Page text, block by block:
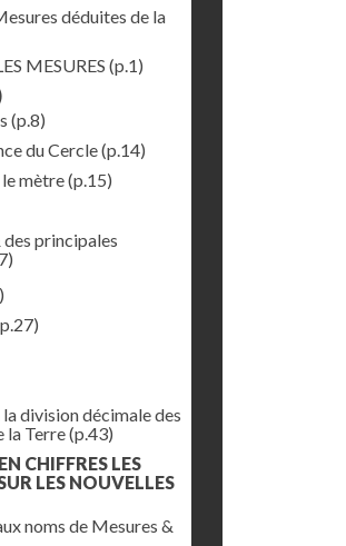
déduites de la
MESURES (p.1)
(p.8)
du Cercle(p.14)
mètre(p.15)
principales
division décimale des
la Terre(p.43)
CHIFFRES LES
LES NOUVELLES
noms de Mesures &